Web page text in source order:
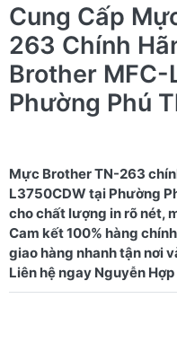
Cung Cấp
263 Chính
Brother
Phường Phú
Mực Brother TN-263
L3750CDW tại Phường
cho chất lượng in rõ nét,
Cam kết 100% hàng
giao hàng nhanh tận nơi